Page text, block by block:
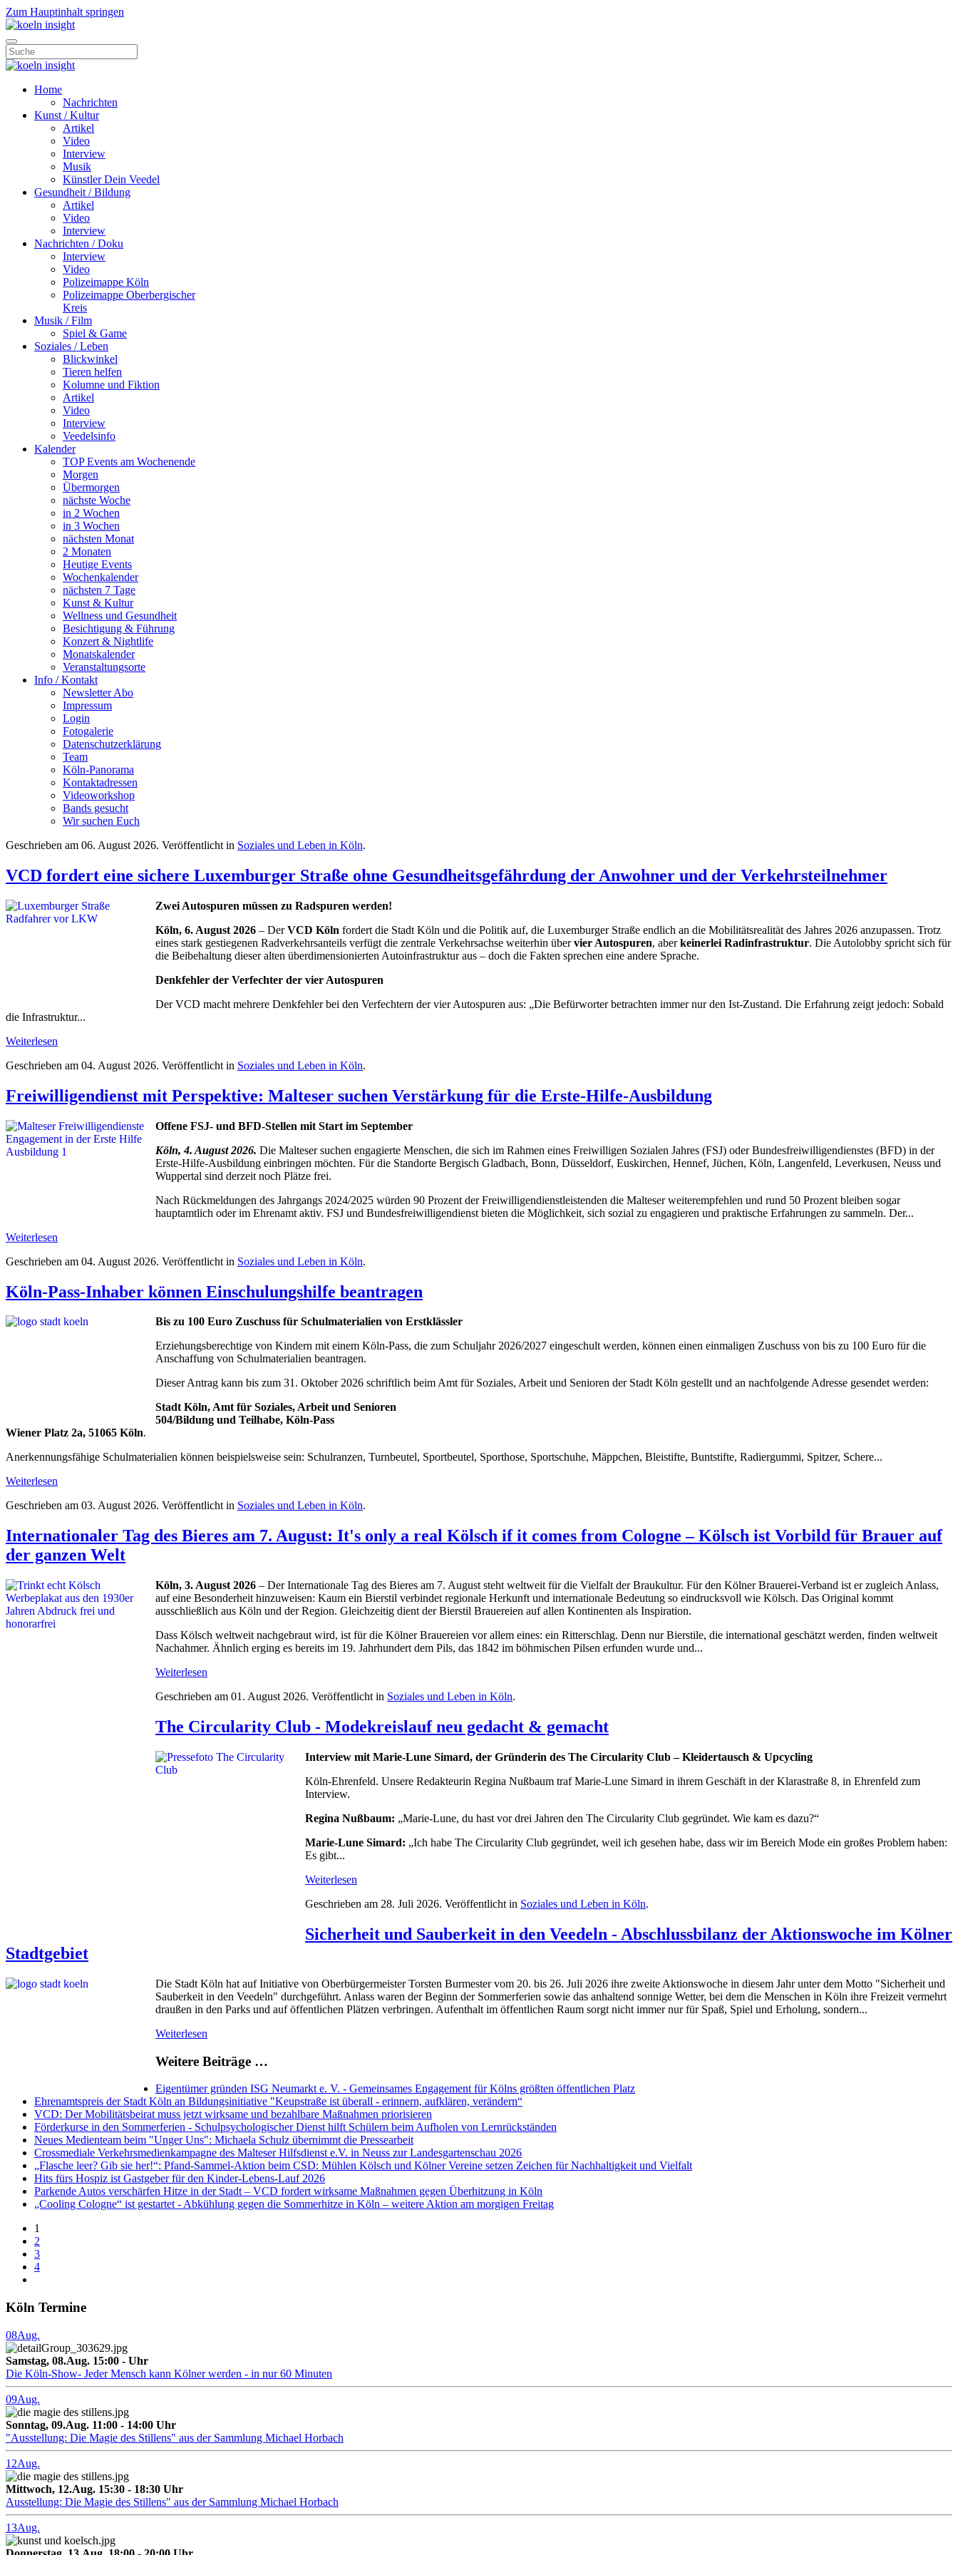
Zum Hauptinhalt springen
Home
Nachrichten
Kunst / Kultur
Artikel
Video
Interview
Musik
Künstler Dein Veedel
Gesundheit / Bildung
Artikel
Video
Interview
Nachrichten / Doku
Interview
Video
Polizeimappe Köln
Polizeimappe Oberbergischer
Kreis
Musik / Film
Spiel & Game
Soziales / Leben
Blickwinkel
Tieren helfen
Kolumne und Fiktion
Artikel
Video
Interview
Veedelsinfo
Kalender
TOP Events am Wochenende
Morgen
Übermorgen
nächste Woche
in 2 Wochen
in 3 Wochen
nächsten Monat
2 Monaten
Heutige Events
Wochenkalender
nächsten 7 Tage
Kunst & Kultur
Wellness und Gesundheit
Besichtigung & Führung
Konzert & Nightlife
Monatskalender
Veranstaltungsorte
Info / Kontakt
Newsletter Abo
Impressum
Login
Fotogalerie
Datenschutzerklärung
Team
Köln-Panorama
Kontaktadressen
Videoworkshop
Bands gesucht
Wir suchen Euch
Geschrieben am 06. August 2026. Veröffentlicht in Soziales und Leben in Köln.
VCD fordert eine sichere Luxemburger Straße ohne Gesundheitsgefährdung der Anwohner und der Verkehrsteilnehmer
Zwei Autospuren müssen zu Radspuren werden!
Köln, 6. August 2026 – DerVCD Köln fordert die Stadt Köln und die Politik auf, die Luxemburger Straße endlich an die Mobilitätsrealität des Jahres 2026 anzupassen. Trotz
eines stark gestiegenen Radverkehrsanteils verfügt die zentrale Verkehrsachse weiterhin übervier Autospuren, aberkeinerlei Radinfrastruktur. Die Autolobby spricht sich für
die Beibehaltung dieser alten überdimensionierten Autoinfrastruktur aus – doch die Fakten sprechen eine andere Sprache.
Denkfehler der Verfechter der vier Autospuren
Der VCD macht mehrere Denkfehler bei den Verfechtern der vier Autospuren aus: „Die Befürworter betrachten immer nur den Ist-Zustand. Die Erfahrung zeigt jedoch: Sobald
die Infrastruktur...
Weiterlesen
Geschrieben am 04. August 2026. Veröffentlicht in Soziales und Leben in Köln.
Freiwilligendienst mit Perspektive: Malteser suchen Verstärkung für die Erste-Hilfe-Ausbildung
Offene FSJ- und BFD-Stellen mit Start im September
Köln, 4. August 2026. Die Malteser suchen engagierte Menschen, die sich im Rahmen eines Freiwilligen Sozialen Jahres (FSJ) oder Bundesfreiwilligendienstes (BFD) in der
Erste-Hilfe-Ausbildung einbringen möchten. Für die Standorte Bergisch Gladbach, Bonn, Düsseldorf, Euskirchen, Hennef, Jüchen, Köln, Langenfeld, Leverkusen, Neuss und
Wuppertal sind derzeit noch Plätze frei.
Nach Rückmeldungen des Jahrgangs 2024/2025 würden 90 Prozent der Freiwilligendienstleistenden die Malteser weiterempfehlen und rund 50 Prozent bleiben sogar
hauptamtlich oder im Ehrenamt aktiv. FSJ und Bundesfreiwilligendienst bieten die Möglichkeit, sich sozial zu engagieren und praktische Erfahrungen zu sammeln. Der...
Weiterlesen
Geschrieben am 04. August 2026. Veröffentlicht in Soziales und Leben in Köln.
Köln-Pass-Inhaber können Einschulungshilfe beantragen
Bis zu 100 Euro Zuschuss für Schulmaterialien von Erstklässler
Erziehungsberechtige von Kindern mit einem Köln-Pass, die zum Schuljahr 2026/2027 eingeschult werden, können einen einmaligen Zuschuss von bis zu 100 Euro für die
Anschaffung von Schulmaterialien beantragen.
Dieser Antrag kann bis zum 31. Oktober 2026 schriftlich beim Amt für Soziales, Arbeit und Senioren der Stadt Köln gestellt und an nachfolgende Adresse gesendet werden:
Stadt Köln, Amt für Soziales, Arbeit und Senioren
504/Bildung und Teilhabe, Köln-Pass
Wiener Platz 2a, 51065 Köln.
Anerkennungsfähige Schulmaterialien können beispielsweise sein: Schulranzen, Turnbeutel, Sportbeutel, Sporthose, Sportschuhe, Mäppchen, Bleistifte, Buntstifte, Radiergummi, Spitzer, Schere...
Weiterlesen
Geschrieben am 03. August 2026. Veröffentlicht in Soziales und Leben in Köln.
Internationaler Tag des Bieres am 7. August: It's only a real Kölsch if it comes from Cologne – Kölsch ist Vorbild für Brauer auf
der ganzen Welt
Köln, 3. August 2026 – Der Internationale Tag des Bieres am 7. August steht weltweit für die Vielfalt der Braukultur. Für den Kölner Brauerei-Verband ist er zugleich Anlass,
auf eine Besonderheit hinzuweisen: Kaum ein Bierstil verbindet regionale Herkunft und internationale Bedeutung so eindrucksvoll wie Kölsch. Das Original kommt
ausschließlich aus Köln und der Region. Gleichzeitig dient der Bierstil Brauereien auf allen Kontinenten als Inspiration.
Dass Kölsch weltweit nachgebraut wird, ist für die Kölner Brauereien vor allem eines: ein Ritterschlag. Denn nur Bierstile, die international geschätzt werden, finden weltweit
Nachahmer. Ähnlich erging es bereits im 19. Jahrhundert dem Pils, das 1842 im böhmischen Pilsen erfunden wurde und...
Weiterlesen
Geschrieben am 01. August 2026. Veröffentlicht in Soziales und Leben in Köln.
The Circularity Club - Modekreislauf neu gedacht & gemacht
Interview mit Marie-Lune Simard, der Gründerin des The Circularity Club – Kleidertausch & Upcycling
Köln-Ehrenfeld. Unsere Redakteurin Regina Nußbaum traf Marie-Lune Simard in ihrem Geschäft in der Klarastraße 8, in Ehrenfeld zum
Interview.
Regina Nußbaum: „Marie-Lune, du hast vor drei Jahren den The Circularity Club gegründet. Wie kam es dazu?“
Marie-Lune Simard: „Ich habe The Circularity Club gegründet, weil ich gesehen habe, dass wir im Bereich Mode ein großes Problem haben:
Es gibt...
Weiterlesen
Geschrieben am 28. Juli 2026. Veröffentlicht in Soziales und Leben in Köln.
Sicherheit und Sauberkeit in den Veedeln - Abschlussbilanz der Aktionswoche im Kölner
Stadtgebiet
Die Stadt Köln hat auf Initiative von Oberbürgermeister Torsten Burmester vom 20. bis 26. Juli 2026 ihre zweite Aktionswoche in diesem Jahr unter dem Motto "Sicherheit und
Sauberkeit in den Veedeln" durchgeführt. Anlass waren der Beginn der Sommerferien sowie das anhaltend sonnige Wetter, bei dem die Menschen in Köln ihre Freizeit vermehrt
draußen in den Parks und auf öffentlichen Plätzen verbringen. Aufenthalt im öffentlichen Raum sorgt nicht immer nur für Spaß, Spiel und Erholung, sondern...
Weiterlesen
Weitere Beiträge …
Eigentümer gründen ISG Neumarkt e. V. - Gemeinsames Engagement für Kölns größten öffentlichen Platz
Ehrenamtspreis der Stadt Köln an Bildungsinitiative "Keupstraße ist überall - erinnern, aufklären, verändern“
VCD: Der Mobilitätsbeirat muss jetzt wirksame und bezahlbare Maßnahmen priorisieren
Förderkurse in den Sommerferien - Schulpsychologischer Dienst hilft Schülern beim Aufholen von Lernrückständen
Neues Medienteam beim "Unger Uns": Michaela Schulz übernimmt die Pressearbeit
Crossmediale Verkehrsmedienkampagne des Malteser Hilfsdienst e.V. in Neuss zur Landesgartenschau 2026
„Flasche leer? Gib sie her!“: Pfand-Sammel-Aktion beim CSD: Mühlen Kölsch und Kölner Vereine setzen Zeichen für Nachhaltigkeit und Vielfalt
Hits fürs Hospiz ist Gastgeber für den Kinder-Lebens-Lauf 2026
Parkende Autos verschärfen Hitze in der Stadt – VCD fordert wirksame Maßnahmen gegen Überhitzung in Köln
„Cooling Cologne“ ist gestartet - Abkühlung gegen die Sommerhitze in Köln – weitere Aktion am morgigen Freitag
1
2
3
4
Köln Termine
08Aug.
Samstag, 08.Aug. 15:00 - Uhr
Die Köln-Show- Jeder Mensch kann Kölner werden - in nur 60 Minuten
09Aug.
Sonntag, 09.Aug. 11:00 - 14:00 Uhr
"Ausstellung: Die Magie des Stillens" aus der Sammlung Michael Horbach
12Aug.
Mittwoch, 12.Aug. 15:30 - 18:30 Uhr
Ausstellung: Die Magie des Stillens" aus der Sammlung Michael Horbach
13Aug.